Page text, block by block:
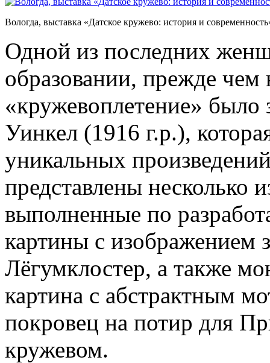
Вологда, выставка «Датское кружево: история и
Одной из последних
образовании, прежде чем
«кружевоплетение»
Уинкел (1916 г.р.),
уникальных
представлены
выполненные по
картины с изображением
Лёгумклостер, а также
картина с абстрактным
покровец на потир для
кружевом.